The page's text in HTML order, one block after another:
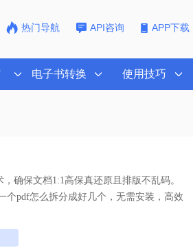
热门导航 API咨询 APP下载
电子书转换 使用技巧
确保文档1:1高保真还原且排版不乱码。
个pdf怎么拆分成好几个 ，无需安装，高效